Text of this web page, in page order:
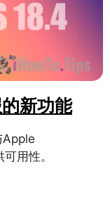
新功能
Apple
用性。